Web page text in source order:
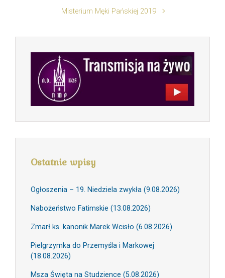
Misterium Męki Pańskiej 2019
Ostatnie wpisy
Ogłoszenia – 19. Niedziela zwykła (9.08.2026)
Nabożeństwo Fatimskie (13.08.2026)
Zmarł ks. kanonik Marek Wcisło (6.08.2026)
Pielgrzymka do Przemyśla i Markowej
(18.08.2026)
Msza Święta na Studzience (5.08.2026)